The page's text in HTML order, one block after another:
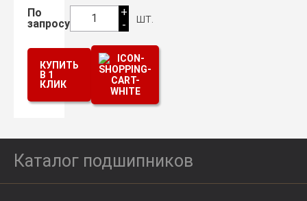
Каталог подшипников
По
запросу
1
+
-
шт.
КУПИТЬ
В 1
КЛИК